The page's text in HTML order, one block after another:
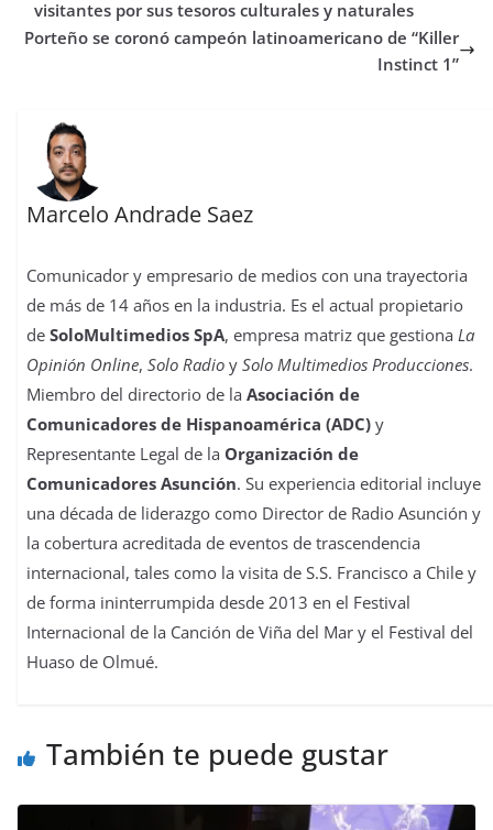
o
k
r
p
p
o
n
e
s
I
n
t
i
visitantes por sus tesoros culturales y naturales
Porteño se coronó campeón latinoamericano de “Killer
Instinct 1”
Marcelo Andrade Saez
Comunicador y empresario de medios con una trayectoria
de más de 14 años en la industria. Es el actual propietario
deSoloMultimedios SpA, empresa matriz que gestionaLa
Opinión Online,Solo Radio ySolo Multimedios Producciones.
Miembro del directorio de laAsociación de
Comunicadores de Hispanoamérica (ADC) y
Representante Legal de la Organización de
Comunicadores Asunción. Su experiencia editorial incluye
una década de liderazgo como Director de Radio Asunción y
la cobertura acreditada de eventos de trascendencia
internacional, tales como la visita de S.S. Francisco a Chile y
de forma ininterrumpida desde 2013 en el Festival
Internacional de la Canción de Viña del Mar y el Festival del
Huaso de Olmué.
También te puede gustar